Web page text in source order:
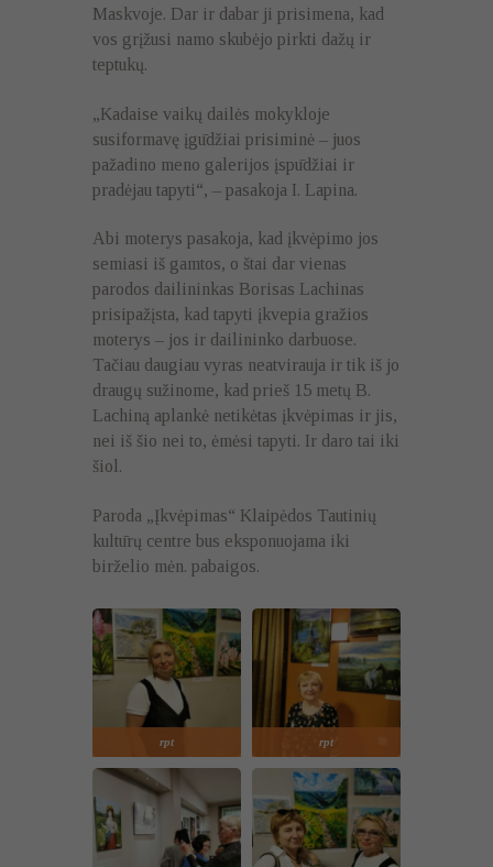
Maskvoje. Dar ir dabar ji prisimena, kad
vos grįžusi namo skubėjo pirkti dažų ir
teptukų.
„Kadaise vaikų dailės mokykloje
susiformavę įgūdžiai prisiminė – juos
pažadino meno galerijos įspūdžiai ir
pradėjau tapyti“, – pasakoja I. Lapina.
Abi moterys pasakoja, kad įkvėpimo jos
semiasi iš gamtos, o štai dar vienas
parodos dailininkas Borisas Lachinas
prisipažįsta, kad tapyti įkvepia gražios
moterys – jos ir dailininko darbuose.
Tačiau daugiau vyras neatvirauja ir tik iš jo
draugų sužinome, kad prieš 15 metų B.
Lachiną aplankė netikėtas įkvėpimas ir jis,
nei iš šio nei to, ėmėsi tapyti. Ir daro tai iki
šiol.
Paroda „Įkvėpimas“ Klaipėdos Tautinių
kultūrų centre bus eksponuojama iki
birželio mėn. pabaigos.
rpt rpt